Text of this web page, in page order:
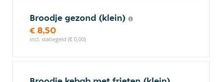
Broodje gezond (klein)
€ 8,50
incl. statiegeld (€ 0,00)